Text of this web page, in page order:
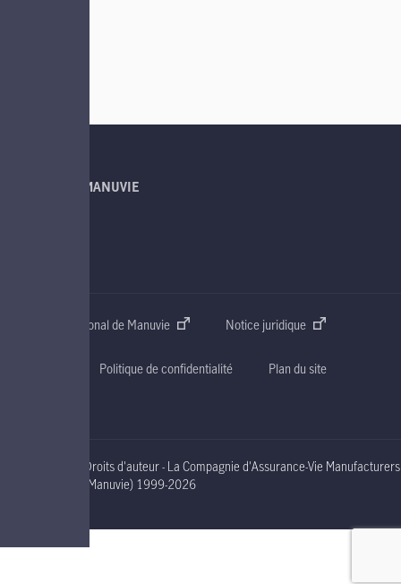
À PROPOS DE MANUVIE
Site web international de Manuvie Notice juridique
Politique de confidentialité Plan du site
Droits d'auteur - La Compagnie d'Assurance-Vie Manufacturers
(Manuvie) nineteen ninety nine to two thousand and nineteen
1999-2026